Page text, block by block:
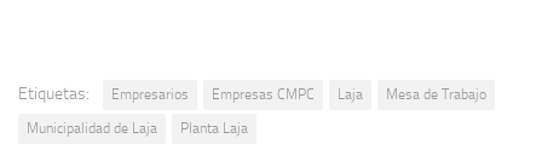
Etiquetas: Empresarios Empresas CMPC Laja
Mesa de Trabajo
Municipalidad de Laja
Planta Laja